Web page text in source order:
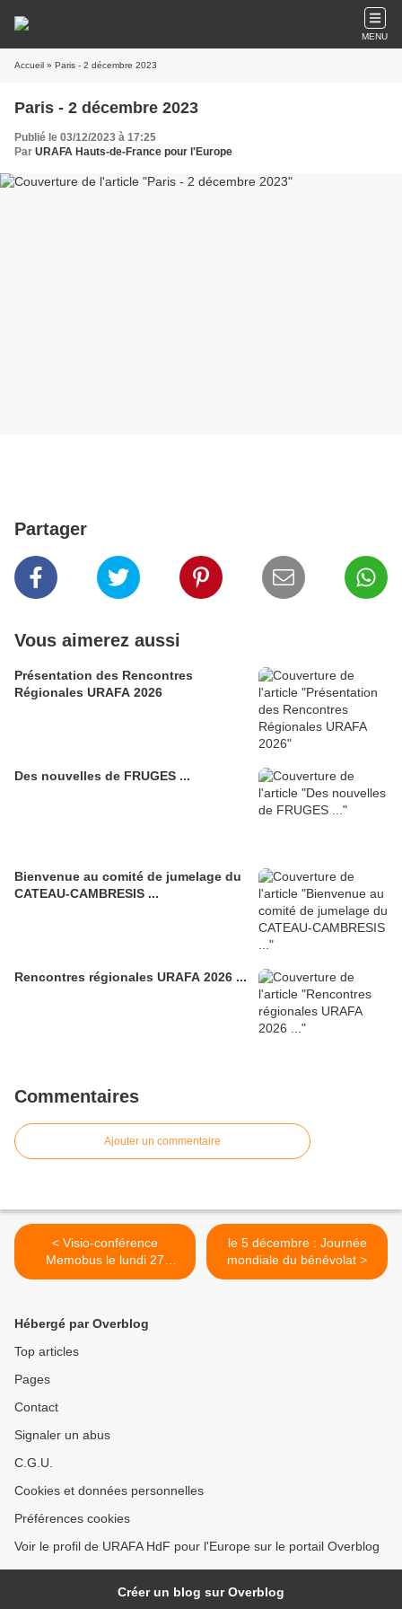
MENU
Accueil » Paris - 2 décembre 2023
Paris - 2 décembre 2023
Publié le 03/12/2023 à 17:25
Par URAFA Hauts-de-France pour l'Europe
Partager
Vous aimerez aussi
Présentation des Rencontres
Régionales URAFA 2026
Des nouvelles de FRUGES ...
Bienvenue au comité de jumelage du
CATEAU-CAMBRESIS ...
Rencontres régionales URAFA 2026 ...
Commentaires
Ajouter un commentaire
< Visio-conférence
Memobus le lundi 27
novembre 2023 à 19.00
le 5 décembre : Journée
mondiale du bénévolat >
Hébergé par Overblog
Top articles
Pages
Contact
Signaler un abus
C.G.U.
Cookies et données personnelles
Préférences cookies
Voir le profil de URAFA HdF pour l'Europe sur le portail Overblog
Créer un blog sur Overblog